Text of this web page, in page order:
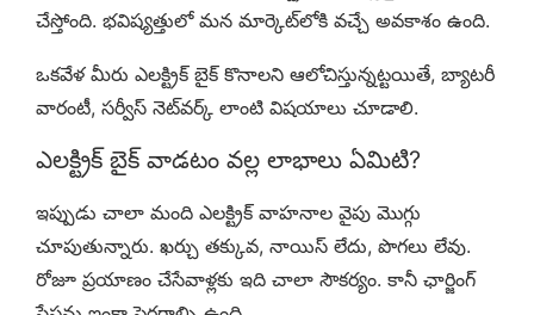
చేస్తోంది. భవిష్యత్తులో మన మార్కెట్‌లోకి వచ్చే అవకాశం ఉంది.
ఒకవేళ మీరు ఎలక్ట్రిక్ బైక్ కొనాలని ఆలోచిస్తున్నట్టయితే, బ్యాటరీ
వారంటీ, సర్వీస్ నెట్‌వర్క్ లాంటి విషయాలు చూడాలి.
ఎలక్ట్రిక్ బైక్ వాడటం వల్ల లాభాలు ఏమిటి?
ఇప్పుడు చాలా మంది ఎలక్ట్రిక్ వాహనాల వైపు మొగ్గు
చూపుతున్నారు. ఖర్చు తక్కువ, నాయిస్ లేదు, పొగలు లేవు.
రోజూ ప్రయాణం చేసేవాళ్లకు ఇది చాలా సౌకర్యం. కానీ ఛార్జింగ్